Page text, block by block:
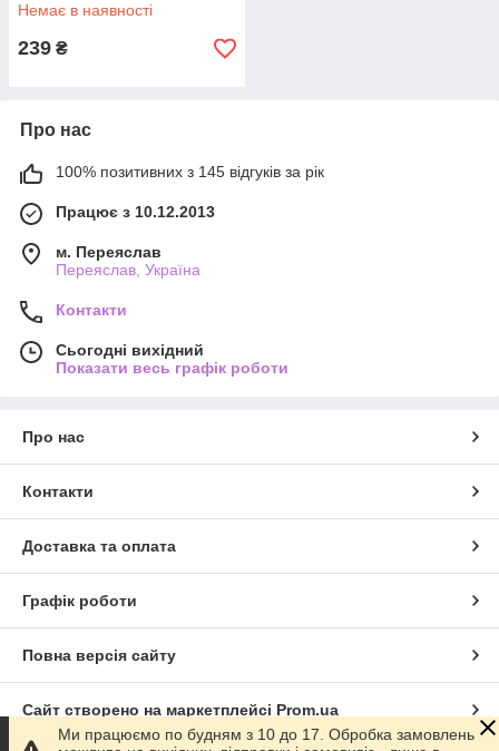
Немає в наявності
239 ₴
Про нас
100% позитивних з 145 відгуків за рік
Працює з 10.12.2013
м. Переяслав
Переяслав, Україна
Контакти
Сьогодні вихідний
Показати весь графік роботи
Про нас
Контакти
Доставка та оплата
Графік роботи
Повна версія сайту
Сайт створено на маркетплейсі Prom.ua
Ми працюємо по будням з 10 до 17. Обробка замовлень